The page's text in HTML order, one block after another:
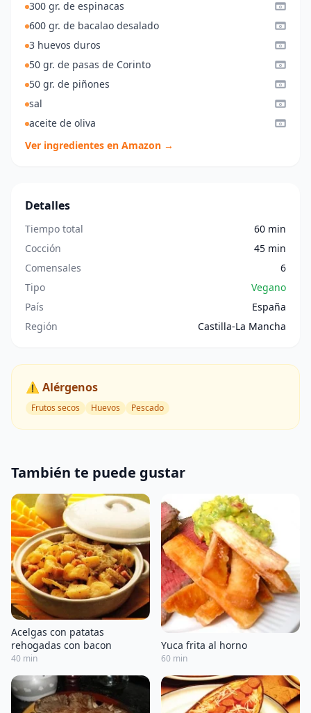
300 gr. de espinacas
600 gr. de bacalao desalado
3 huevos duros
50 gr. de pasas de Corinto
50 gr. de piñones
sal
aceite de oliva
Ver ingredientes en Amazon →
Detalles
Tiempo total
60 min
Cocción
45 min
Comensales
6
Tipo
Vegano
País
España
Región
Castilla-La Mancha
⚠️ Alérgenos
Frutos secos Huevos Pescado
También te puede gustar
Acelgas con patatas
rehogadas con bacon
40 min
Yuca frita al horno
60 min